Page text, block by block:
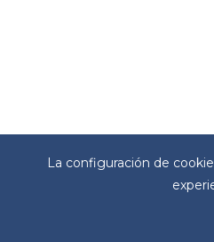
La configuración de